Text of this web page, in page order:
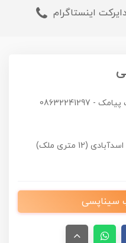
اینستاگرام
اراک، خیابان سید جمال الدین اسدآبادی (12 متری ملک)
سیناپسی